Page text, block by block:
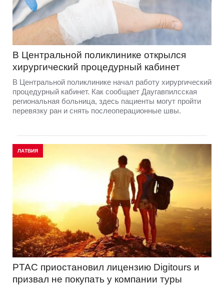
В Центральной поликлинике открылся
хирургический процедурный кабинет
В Центральной поликлинике начал работу хирургический
процедурный кабинет. Как сообщает Даугавпилсская
региональная больница, здесь пациенты могут пройти
перевязку ран и снять послеоперационные швы.
ЛАТВИЯ
PTAC приостановил лицензию Digitours и
призвал не покупать у компании туры